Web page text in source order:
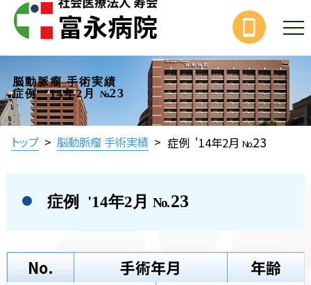
脳動脈瘤 手術実績
症例 '14年2月
No.23
トップ > 脳動脈瘤 手術実績 > 症例 '14年2月 No.23
症例 '14年2月 No.23
No. 手術年月
年齢